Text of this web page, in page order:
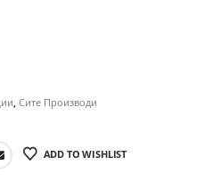
Сите Производи
ADD TO WISHLIST